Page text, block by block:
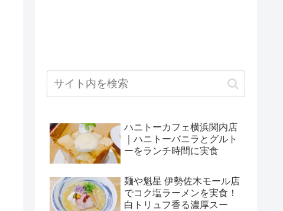
ハニトーカフェ横浜関内店
｜ハニトーバニラとグルト
ーをランチ時間に実食
麺や魁星 伊勢佐木モール店
でコク塩ラーメンを実食！
白トリュフ香る濃厚スー